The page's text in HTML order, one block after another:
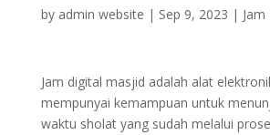
by admin website | Sep 9, 2023 |
Jam digital masjid adalah alat
mempunyai kemampuan untuk
waktu sholat yang sudah melalui